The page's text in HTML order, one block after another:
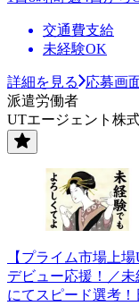
交通費支給
未経験OK
詳細を見る
応募画
派遣労働者
UTエージェント株
【プライム市場上
デビュー応援！／
にてスピード選考